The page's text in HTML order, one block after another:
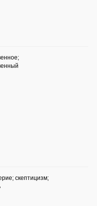
скептицизм;